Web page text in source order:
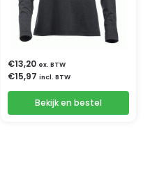
€13,20 ex. BTW
€15,97 incl. BTW
Bekijk en bestel